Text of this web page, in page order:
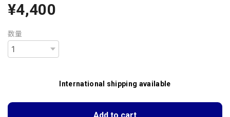
¥4,400
数量
International shipping available